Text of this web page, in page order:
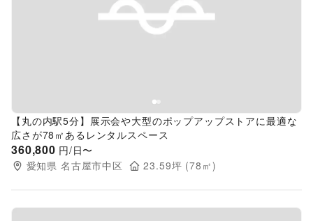
Previous slide
【丸の内駅5分】展示会や大型のポップアップストアに最適な
広さが78㎡あるレンタルスペース
360,800 円/日〜
愛知県 名古屋市中区 23.59坪 (78 ㎡)